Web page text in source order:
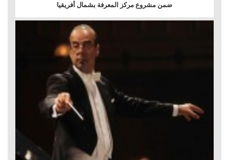
ضمن مشروع مركز المعرفة بشمال أفريقيا